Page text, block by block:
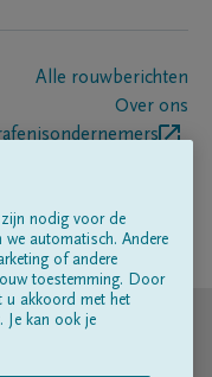
Alle rouwberichten
Over ons
nodig voor de
we automatisch. Andere
of andere
toestemming. Door
u akkoord met het
Je kan ook je